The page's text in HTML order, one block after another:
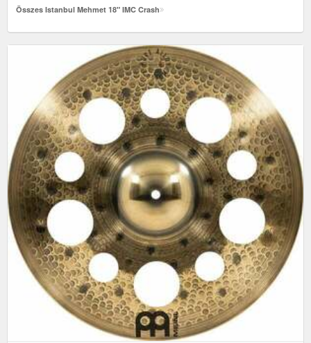
Összes Istanbul Mehmet 18" IMC Crash